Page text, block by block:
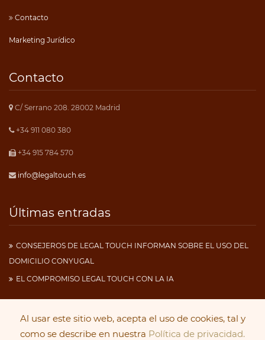
Al usar este sitio web, acepta el uso de cookies, tal y
como se describe en nuestra Política de privacidad.
Contacto
Marketing Jurídico
Contacto
C/ Serrano 208. 28002 Madrid
+34 911 080 380
+34 915 784 570
info@legaltouch.es
Últimas entradas
CONSEJEROS DE LEGAL TOUCH INFORMAN SOBRE EL USO DEL
DOMICILIO CONYUGAL
EL COMPROMISO LEGAL TOUCH CON LA IA
Copyright 2019 Legal Touch. Todos los derechos